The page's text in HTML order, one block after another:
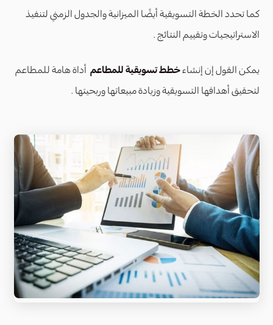
كما تحدد الخطة التسويقية أيضًا الميزانية والجدول الزمني لتنفيذ
الاستراتيجيات وتقييم النتائج .
يمكن القول إن إنشاءخطط تسويقية للمطاعم أداة هامة للمطاعم
لتحقيق أهدافها التسويقية وزيادة مبيعاتها وربحيتها .